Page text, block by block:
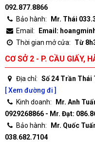
092.877.8866
Bảo hành:
Mr. Thái
Email:
Email:
Thời gian mở cửa:
Từ
CƠ SỞ 2 - P. CẦU GIẤY,
Địa chỉ: Số 24 Trần Thái
[ Xem đường đi ]
Kinh doanh:
Mr. Anh
0929268866 - Mr. Đạt:
Bảo hành:
Mr. Quốc
038.682.7104